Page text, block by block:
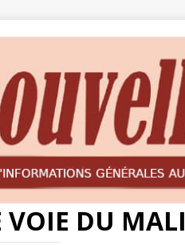
VOIE DU MALI